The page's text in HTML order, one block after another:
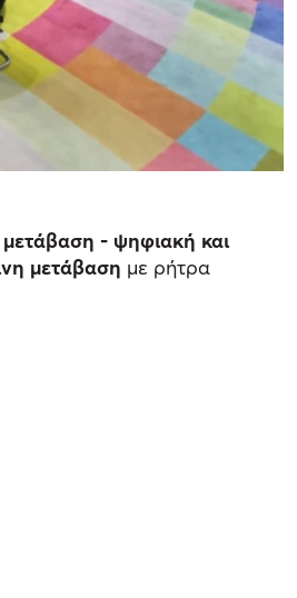
μετάβαση - ψηφιακή και
μετάβαση με ρήτρα